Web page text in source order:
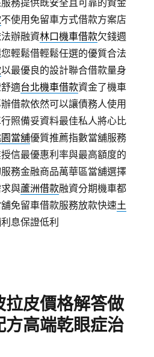
務提供既安全且可靠的資金
不使用免留車方式借款方案店
辦融資林口機車借款欠錢週
輕鬆借輕鬆任選的優質合法
以最優良的設計聯合借款量身
適台北機車借款資金了機車
借款依然可以讓債務人使用
照備妥資料最佳私人將心比
當舖優質推薦指數當舖服務
信最優惠利率與最高額度的
務金融商品萬華區當舖選擇
與蘆洲借款融資分期機車都
免留車借款服務放款快速土
息保證低利
拉皮價格解答做
方高端乾眼症治